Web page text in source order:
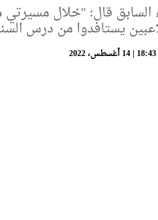
السابق قال: "خلال
يستافدوا من درس
18:43 | 14 أغسطس، 2022